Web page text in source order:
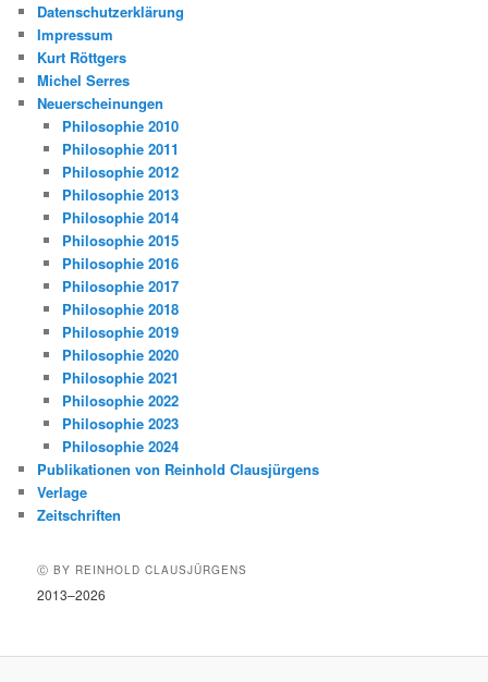
Datenschutzerklärung
Impressum
Kurt Röttgers
Michel Serres
Neuerscheinungen
Philosophie 2010
Philosophie 2011
Philosophie 2012
Philosophie 2013
Philosophie 2014
Philosophie 2015
Philosophie 2016
Philosophie 2017
Philosophie 2018
Philosophie 2019
Philosophie 2020
Philosophie 2021
Philosophie 2022
Philosophie 2023
Philosophie 2024
Publikationen von Reinhold Clausjürgens
Verlage
Zeitschriften
Ⓒ BY REINHOLD CLAUSJÜRGENS
2013–2026